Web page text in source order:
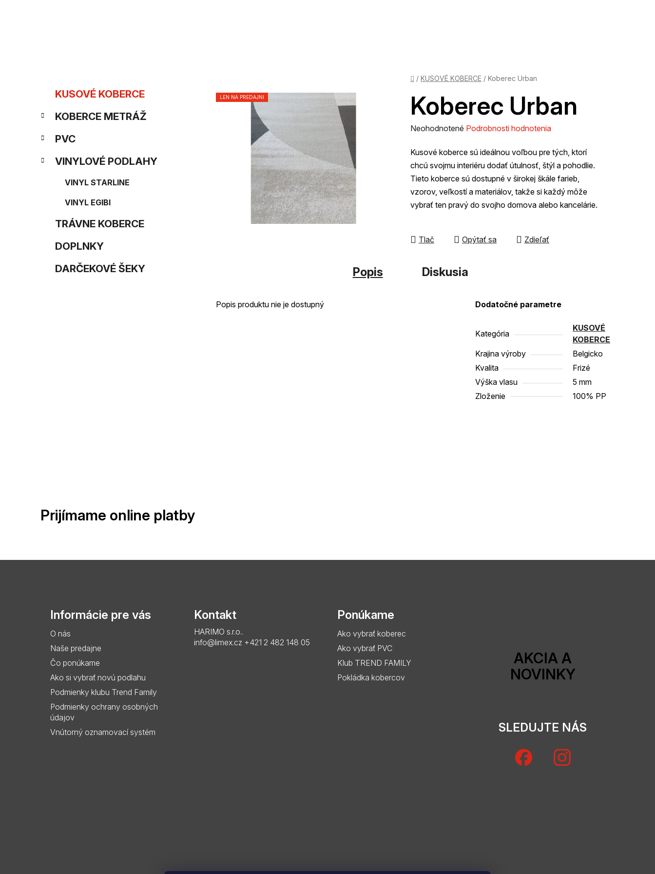
Domov
/ KUSOVÉ KOBERCE / Koberec Urban
o
ý
kategórie
t
e
g
KUSOVÉ KOBERCE
KOBERCE METRÁŽ
PVC
VINYLOVÉ PODLAHY
VINYL STARLINE
VINYL EGIBI
TRÁVNE KOBERCE
DOPLNKY
DARČEKOVÉ ŠEKY
Prijímame online platby
Koberec Urban
Priemerné
produktu
je
0,0
z
5
Neohodnotené Podrobnosti hodnotenia
Kusové koberce sú ideálnou voľbou pre tých, ktorí
chcú svojmu interiéru dodať útulnosť, štýl a pohodlie.
Tieto koberce sú dostupné v širokej škále farieb,
vzorov, veľkostí a materiálov, takže si každý môže
vybrať ten pravý do svojho domova alebo kancelárie.
Tlač Opýtať sa Zdieľať
LEN NA PREDAJNI
Popis Diskusia
Popis produktu nie je dostupný Dodatočné parametre
Kategória
KUSOVÉ
KOBERCE
Krajina výroby
Belgicko
Kvalita
Frizé
Výška vlasu
5 mm
Zloženie
100% PP
Informácie pre vás
O nás
Naše predajne
Čo ponúkame
Ako si vybrať novú podlahu
Podmienky klubu Trend Family
Podmienky ochrany osobných
údajov
Vnútorný oznamovací systém
Kontakt
HARIMO s.r.o..
info@limex.cz +421 2 482 148 05
Ponúkame
Ako vybrať koberec
Ako vybrať PVC
Klub TREND FAMILY
Pokládka kobercov
AKCIA A
NOVINKY
SLEDUJTE NÁS